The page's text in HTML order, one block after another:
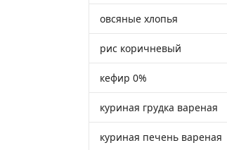
овсяные хлопья
рис коричневый
кефир 0%
куриная грудка вареная
куриная печень вареная